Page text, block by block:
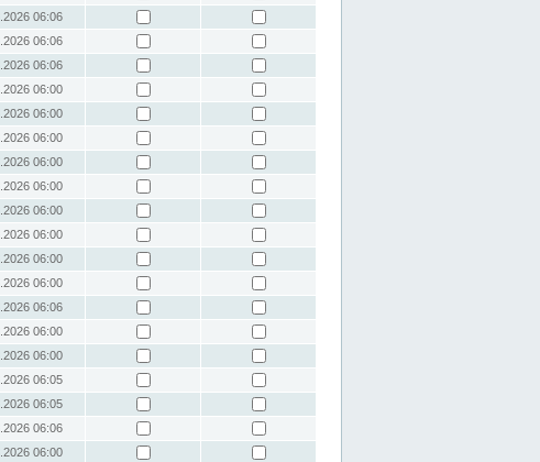
06:06
06:06
06:06
06:00
06:00
06:00
06:00
06:00
06:00
06:00
06:00
06:00
06:06
06:00
06:00
06:05
06:05
06:06
06:00